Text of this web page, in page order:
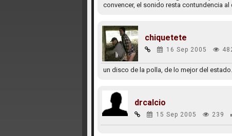
convencer, el sonido resta contundencia
chiquetete
16 Sep 2005
un disco de la polla, de lo mejor del
drcalcio
15 Sep 2005 239